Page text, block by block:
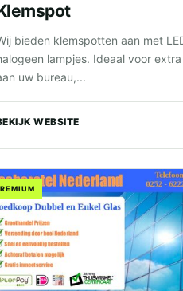
bieden klemspotten aan met
lampjes. Ideaal voor
uw bureau,...
WEBSITE